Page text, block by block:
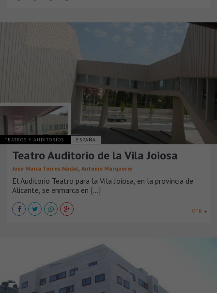
TEATROS Y AUDITORIOS ESPAÑA
Teatro Auditorio de la Vila Joiosa
José María Torres Nadal, Antonio Marquerie
El Auditorio Teatro para la Vila Joiosa, en la provincia de
Alicante, se enmarca en [...]
VER +